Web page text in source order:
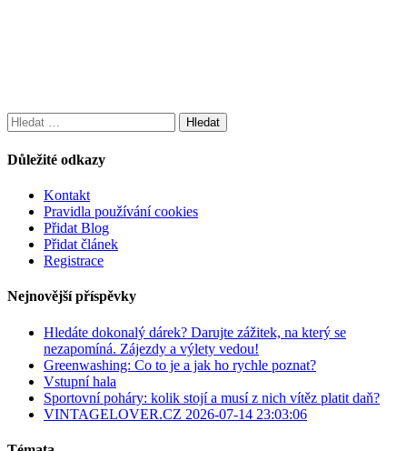
Vyhledávání
Důležité odkazy
Kontakt
Pravidla používání cookies
Přidat Blog
Přidat článek
Registrace
Nejnovější příspěvky
Hledáte dokonalý dárek? Darujte zážitek, na který se
nezapomíná. Zájezdy a výlety vedou!
Greenwashing: Co to je a jak ho rychle poznat?
Vstupní hala
Sportovní poháry: kolik stojí a musí z nich vítěz platit daň?
VINTAGELOVER.CZ 2026-07-14 23:03:06